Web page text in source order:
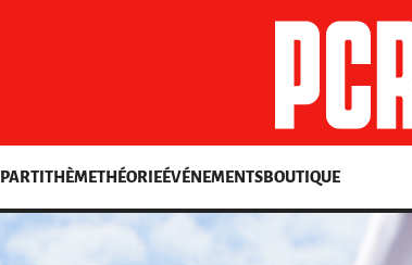
THÈMETHÉORIEÉVÉNEMENTSBOUTIQUE